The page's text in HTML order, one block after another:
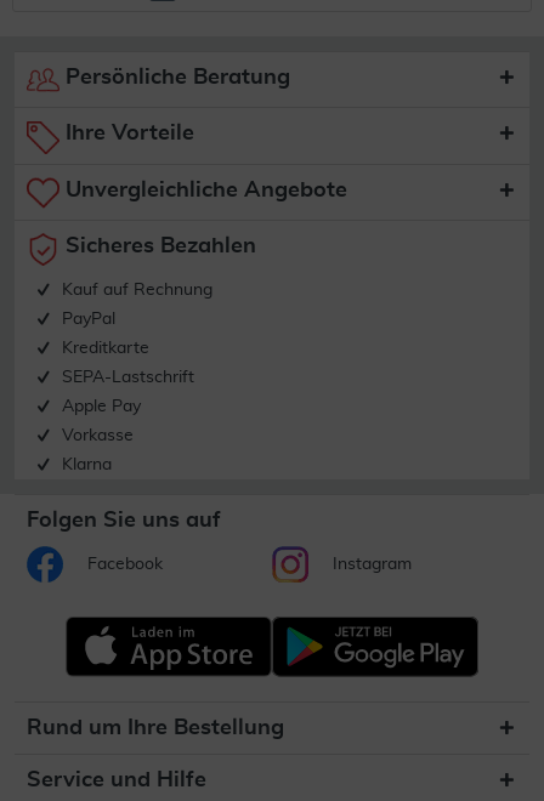
Persönliche Beratung
Ihre Vorteile
Unvergleichliche Angebote
Sicheres Bezahlen
Kauf auf Rechnung
PayPal
Kreditkarte
SEPA-Lastschrift
Apple Pay
Vorkasse
Klarna
Folgen Sie uns auf
Facebook Instagram
Rund um Ihre Bestellung
Service und Hilfe